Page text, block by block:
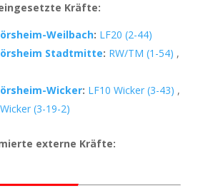
Kräfte:
Weilbach: LF20 (2-44)
Stadtmitte: RW/TM (1-54) ,
Wicker: LF10 Wicker (3-43) ,
(3-19-2)
externe Kräfte: